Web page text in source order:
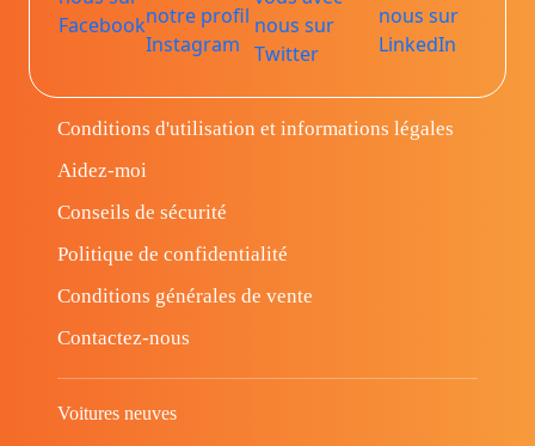
Conditions d'utilisation et informations légales
Aidez-moi
Conseils de sécurité
Politique de confidentialité
Conditions générales de vente
Contactez-nous
Voitures neuves